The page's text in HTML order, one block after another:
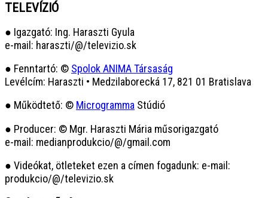
TELEVÍZIÓ
● Igazgató: Ing. Haraszti Gyula
e-mail: haraszti/@/televizio.sk
● Fenntartó: © Spolok ANIMA Társaság
Levélcím: Haraszti • Medzilaborecká 17, 821 01 Bratislava
● Működtető: © Microgramma Stúdió
● Producer: © Mgr. Haraszti Mária műsorigazgató
e-mail: medianprodukcio/@/gmail.com
● Videókat, ötleteket ezen a címen fogadunk: e-mail:
produkcio/@/televizio.sk